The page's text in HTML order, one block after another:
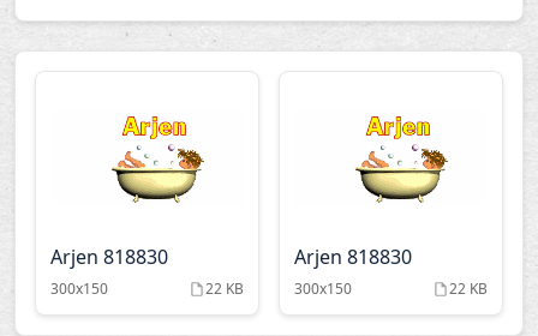
Arjen 818830
300x150 22 KB
Arjen 818830
300x150 22 KB